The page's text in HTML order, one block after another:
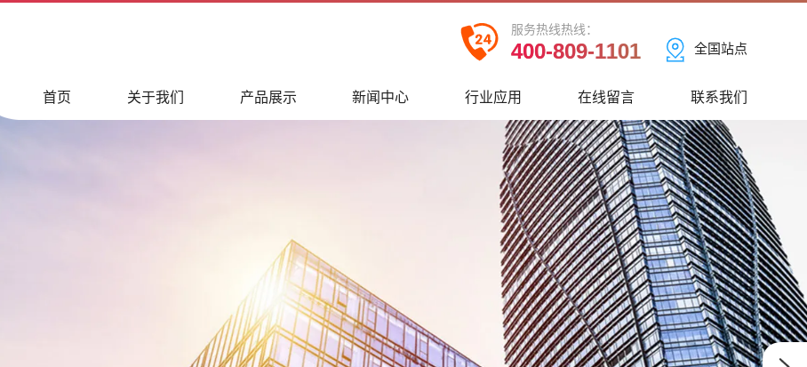
全国站点
服务热线热线：
400-809-1101
首页 关于我们 产品展示 新闻中心 行业应用 在线留言 联系我们